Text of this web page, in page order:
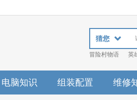
猜您
冒险村物语 英
电脑知识 组装配置 维修